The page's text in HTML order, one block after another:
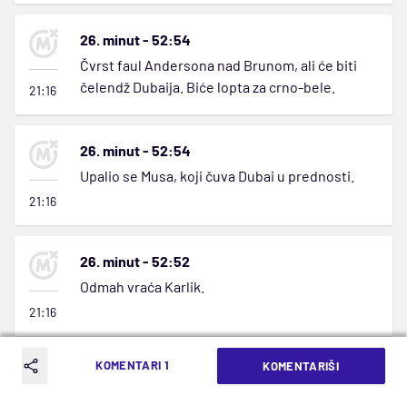
21:16
26. minut - 52:54
Čvrst faul Andersona nad Brunom, ali će biti
čelendž Dubaija. Biće lopta za crno-bele.
21:16
26. minut - 52:54
Upalio se Musa, koji čuva Dubai u prednosti.
21:16
26. minut - 52:52
Odmah vraća Karlik.
25. minut - 50:52
KOMENTARI 1 KOMENTARIŠI